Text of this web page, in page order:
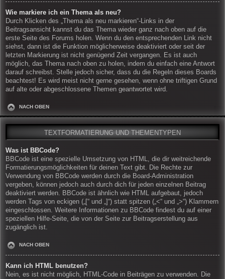
Wie markiere ich ein Thema als neu?
Durch Klicken des „Thema als neu markieren“-Links in der
Beitragsansicht kannst du das Thema wieder ganz nach oben auf die
erste Seite des Forums holen. Wenn du den entsprechenden Link nicht
siehst, dann ist die Funktion möglicherweise deaktiviert oder seit der
letzten Markierung ist nicht genügend Zeit vergangen. Es ist auch
möglich, das Thema nach oben zu holen, indem du einfach eine Antwort
darauf schreibst. Stelle jedoch sicher, dass du die Regeln dieses Boards
beachtest! Es wird meist nicht gerne gesehen, wenn ohne triftigen Grund
auf alte oder abgeschlossene Themen geantwortet wird.
NACH OBEN
TEXTFORMATIERUNG UND THEMENTYPEN
Was ist BBCode?
BBCode ist eine spezielle Umsetzung von HTML, die dir weitreichende
Formatierungsmöglichkeiten für deinen Text gibt. Die Rechte zur
Verwendung von BBCode werden durch die Board-Administration
vergeben, können jedoch auch durch dich für jeden einzelnen Beitrag
deaktiviert werden. BBCode ist ähnlich wie HTML aufgebaut, jedoch
werden Tags von eckigen („[“ und „]“) statt spitzen („<“ und „>“) Klammern
eingeschlossen. Weitere Informationen zu BBCode findest du auf einer
speziellen Hilfe-Seite, die von der Seite zur Beitragserstellung aus
zugänglich ist.
NACH OBEN
Kann ich HTML benutzen?
Nein, es ist nicht möglich, HTML-Code in Beiträgen zu verwenden. Die